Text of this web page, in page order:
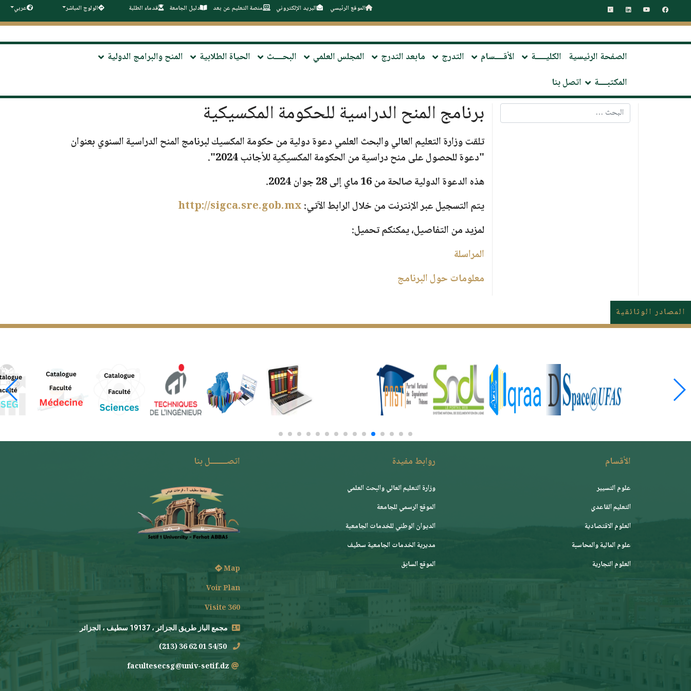
الموقع الرئيسي البريد الإلكتروني منصة التعليم عن بعد دليل الجامعة قدماء الطلبة الولوج المباشر عربي
الصفحة الرئيسية الكليـــــة الأقــــسام التدرج مابعد التدرج المجلس العلمي البحــــث الحياة الطلابية
المنح والبرامج الدولية
المكتبــــة
اتصل بنا
البحث برنامج المنح الدراسية للحكومة المكسيكية
تلقت وزارة التعليم العالي والبحث العلمي دعوة دولية من حكومة المكسيك لبرنامج المنح الدراسية السنوي بعنوان
"دعوة للحصول على منح دراسية من الحكومة المكسيكية للأجانب 2024
".
هذه الدعوة الدولية صالحة من16 ماي إلى 28 جوان 2024
.
يتم التسجيل عبر الإنترنت من خلال الرابط الآتي:http://sigca.sre.gob.mx
لمزيد من التفاصيل، يمكنكم تحميل:
المراسلة
معلومات حول البرنامج
المصادر الوثائقية
الأقسام
علوم التسيير
التعليم القاعدي
العلوم الاقتصادية
علوم المالية والمحاسبة
العلوم التجارية
روابط مفيدة
وزارة التعليم العالي والبحث العلمي
الموقع الرسمي للجامعة
ﺍﻟﺪﻳﻮﺍﻥ ﺍﻟﻮﻃﻨﻲ ﻟﻠﺨﺪﻣﺎﺕ ﺍﻟﺠﺎﻣﻌﻴﺔ
مديرية الخدمات الجامعية سطيف
الموقع السابق
اتصــــــــل بنا
Map
Voir Plan
Visite 360
مجمع الباز طريق الجزائر ، 19137 سطيف ، الجزائر
(213) 36 62 01 54/50
facultesecsg@univ-setif.dz